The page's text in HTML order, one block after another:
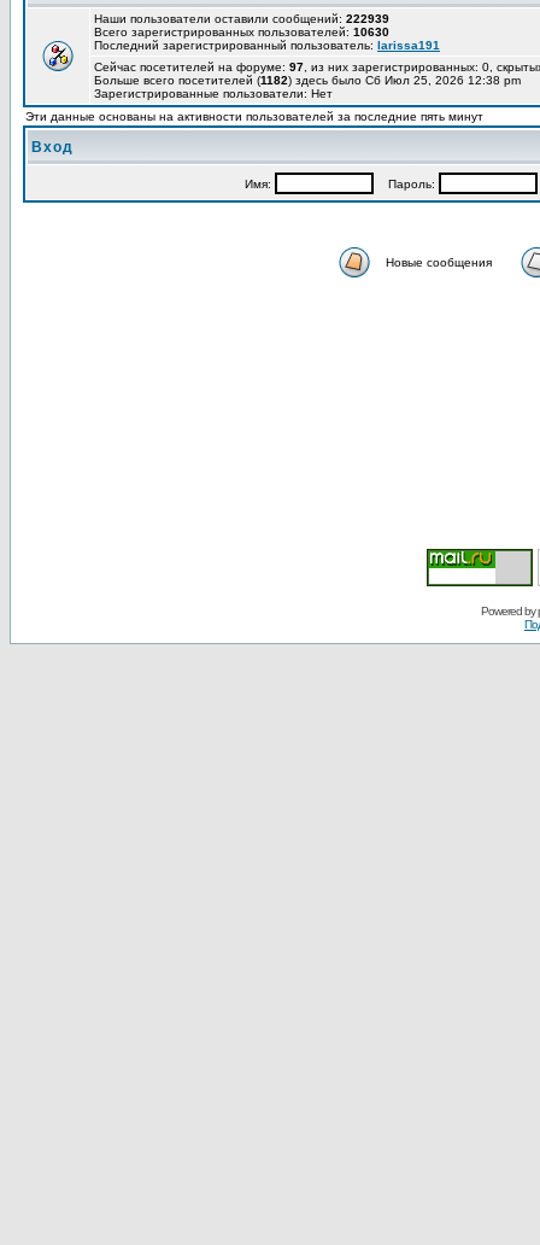
Наши пользователи оставили сообщений: 222939
Всего зарегистрированных пользователей: 10630
Последний зарегистрированный пользователь: larissa191
Сейчас посетителей на форуме: 97 , из них зарегистрированных: 0,
Больше всего посетителей (1182) здесь было Сб Июл 25, 2026 12:38 pm
Зарегистрированные пользователи: Нет
Эти данные основаны на активности пользователей за последние пять минут
Вход
Имя: Пароль:
Новые сообщения
Powered by